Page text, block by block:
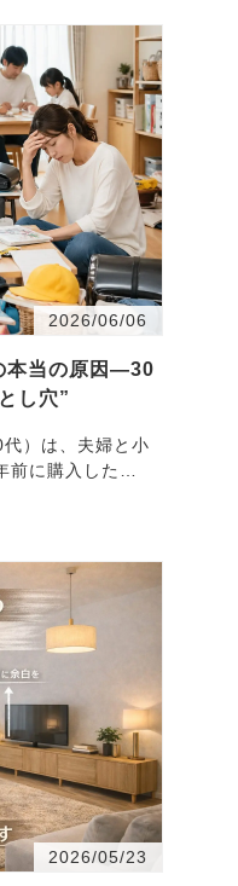
2026/06/06
本当の原因―30
し穴”
）は、夫婦と小
前に購入した
2026/05/23